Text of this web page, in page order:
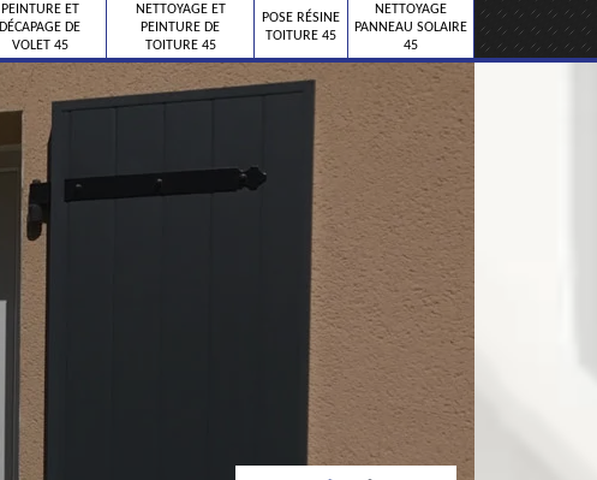
PEINTURE ET
DÉCAPAGE DE
VOLET 45
NETTOYAGE ET
PEINTURE DE
TOITURE 45
POSE RÉSINE
TOITURE 45
NETTOYAGE
PANNEAU SOLAIRE
45